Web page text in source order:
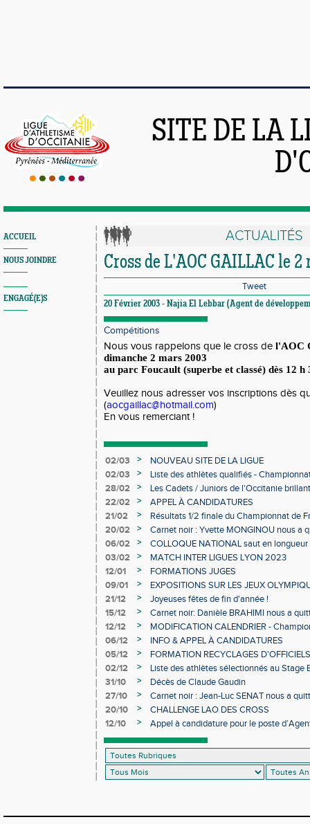
SITE DE LA
ACCUEIL
NOUS JOINDRE
ENGAGÉ(E)S
ACTUALITÉS
Cross de L'AOC GAILLAC le 2
Tweet
20 Février 2003 - Najia El Lebbar (Agent de
Compétitions
Nous vous rappelons que le cross de l'AOC
dimanche 2 mars 2003
au parc Foucault (superbe et classé) dès 12 h
Veuillez nous adresser vos inscriptions dès
(aocgaillac@hotmail.com)
En vous remerciant !
02/03 >
NOUVEAU SITE DE LA LIGUE
02/03
>
Liste des athlètes qualifiés -
Individuels en salle
28/02 >
Les Cadets / Juniors de l'Occitanie
22/02
>
APPEL À CANDIDATURES
21/02
>
Résultats 1/2 finale du Championnat de
20/02
>
Carnet noir : Yvette MONGINOU nous a
06/02
>
COLLOQUE NATIONAL saut en
03/02
>
MATCH INTER LIGUES LYON 2023
12/01
>
FORMATIONS JUGES
09/01
>
EXPOSITIONS SUR LES JEUX
21/12
>
Joyeuses fêtes de fin d'année !
15/12
>
Carnet noir: Danièle BRAHIMI nous a
12/12
>
MODIFICATION CALENDRIER -
06/12
>
INFO & APPEL À CANDIDATURES
05/12
>
FORMATION RECYCLAGES D'OFFICIELS
02/12
>
Liste des athlètes sélectionnés au Stage
31/10
>
Décès de Claude Gaudin
27/10
>
Carnet noir : Jean-Luc SENAT nous a
20/10
>
CHALLENGE LAO DES CROSS
12/10
>
Appel à candidature pour le poste